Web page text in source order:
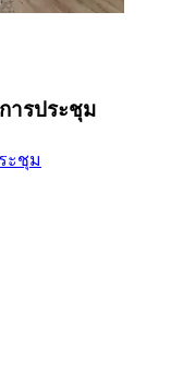
ารประชุม
ะชุม